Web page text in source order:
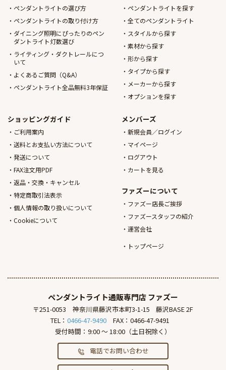
ペンダントライトの選び方
ペンダントライトの取り付け方
ダイニング照明にぴったりのペン
ダントライト灯数選び
ライティング・ダクトレールにつ
いて
よくあるご質問（Q&A）
ペンダントライト全品無料3年保証
ペンダントライトを探す
全てのペンダントライト
スタイルから探す
素材から探す
形から探す
タイプから探す
メーカーから探す
オプションを探す
ショッピングガイド
ご利用案内
送料とお支払い方法について
発送について
FAX注文用PDF
返品・交換・キャンセル
特定商取引法表示
個人情報の取り扱いについて
Cookieについて
メンバーズ
新規会員／ログイン
マイページ
ログアウト
カートを見る
ファズーについて
ファズー店長ご挨拶
ファズースタッフの紹介
運営会社
トップページ
ペンダントライト通販専門店 ファズー
〒251-0053 神奈川県藤沢市本町3-1-15
藤沢BASE 2F
TEL： 0466-47-9490
FAX：0466-47-9491
受付時間：9:00 ～ 18:00（土日祝除く）
電話でお問い合わせ